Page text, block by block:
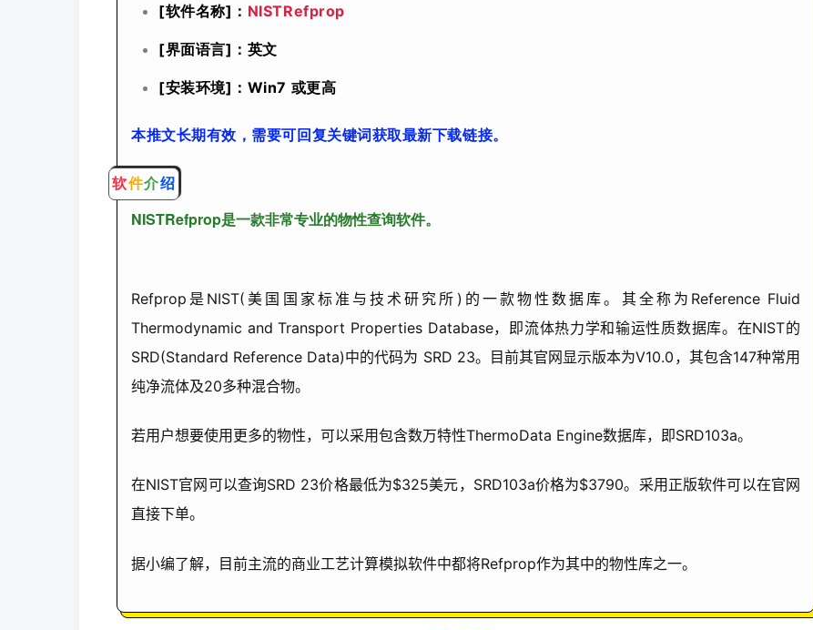
[软件名称]： NISTRefprop
[界面语言]：英文
[安装环境]：Win7 或更高
本推文长期有效，需要可回复关键词获取最新下载链接。
软件介绍
NISTRefprop是一款非常专业的物性查询软件。
Refprop是NIST(美国国家标准与技术研究所)的一款物性数据库。其全称为Reference Fluid
Thermodynamic and Transport Properties Database，即流体热力学和输运性质数据库。在NIST的
SRD(Standard Reference Data)中的代码为 SRD 23。目前其官网显示版本为V10.0，其包含147种常用
纯净流体及20多种混合物。
若用户想要使用更多的物性，可以采用包含数万特性ThermoData Engine数据库，即SRD103a。
在NIST官网可以查询SRD 23价格最低为$325美元，SRD103a价格为$3790。采用正版软件可以在官网
直接下单。
据小编了解，目前主流的商业工艺计算模拟软件中都将Refprop作为其中的物性库之一。